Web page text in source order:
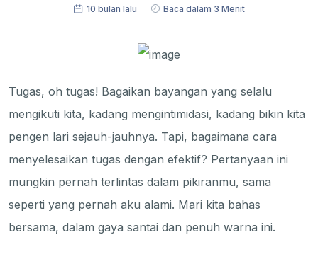
10 bulan lalu Baca dalam 3 Menit
Tugas, oh tugas! Bagaikan bayangan yang selalu
mengikuti kita, kadang mengintimidasi, kadang bikin kita
pengen lari sejauh-jauhnya. Tapi, bagaimana cara
menyelesaikan tugas dengan efektif? Pertanyaan ini
mungkin pernah terlintas dalam pikiranmu, sama
seperti yang pernah aku alami. Mari kita bahas
bersama, dalam gaya santai dan penuh warna ini.